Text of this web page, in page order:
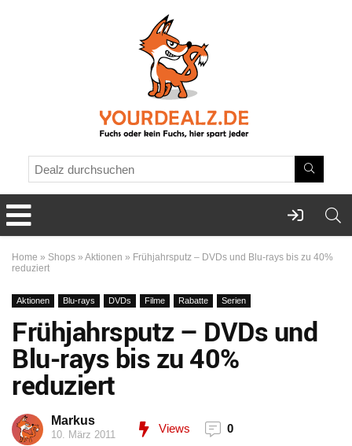
Home » Shops » Aktionen » Frühjahrsputz – DVDs und Blu-rays bis zu 40%
reduziert
Aktionen Blu-rays DVDs Filme Rabatte Serien
Frühjahrsputz – DVDs und
Blu-rays bis zu 40%
reduziert
Markus
10. März 2011 Views 0